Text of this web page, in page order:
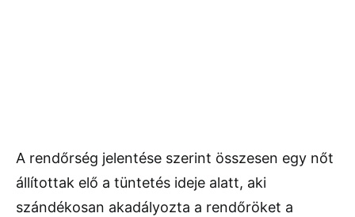
A rendőrség jelentése szerint összesen egy nőt
állítottak elő a tüntetés ideje alatt, aki
szándékosan akadályozta a rendőröket a